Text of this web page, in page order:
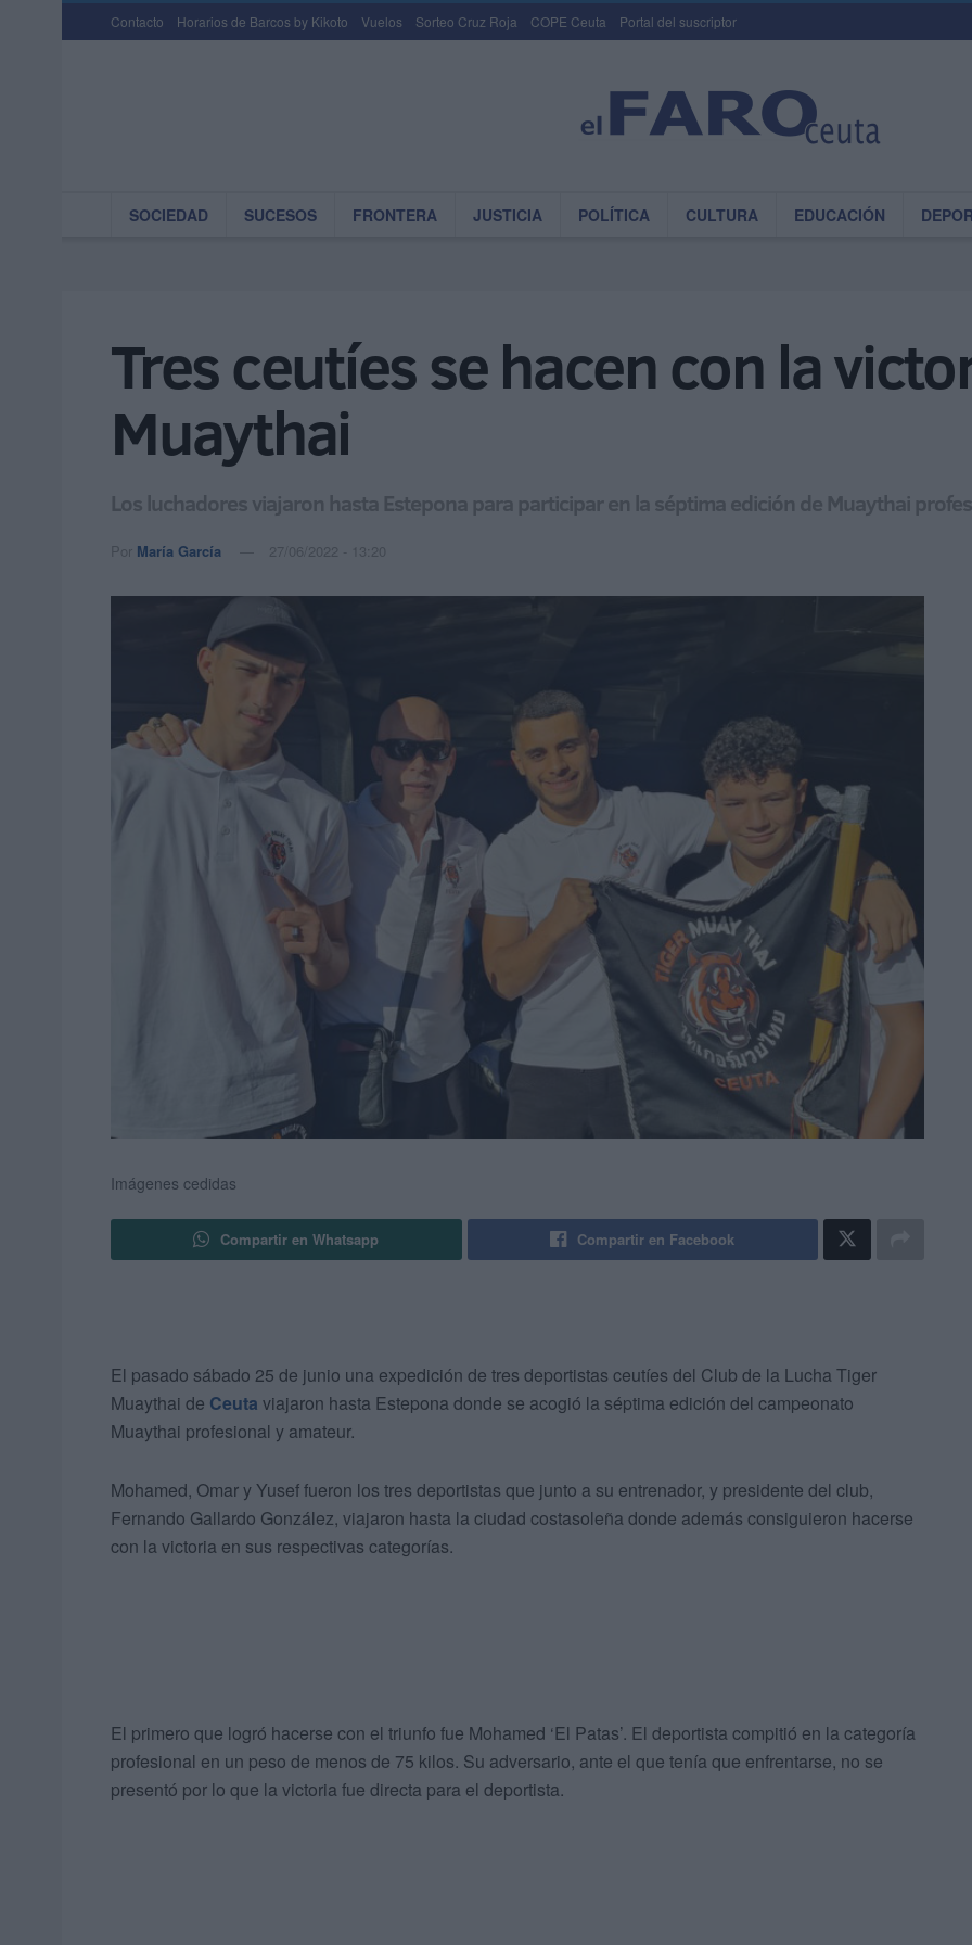
Contacto Horarios de Barcos by Kikoto Vuelos Sorteo Cruz Roja COPE Ceuta Portal del suscriptor
SOCIEDAD SUCESOS FRONTERA JUSTICIA POLÍTICA CULTURA EDUCACIÓN
Tres ceutíes se hacen con la
Muaythai
Los luchadores viajaron hasta Estepona para participar en la séptima edición de Muaythai
Por María García 27/06/2022 - 13:20
Imágenes cedidas
Compartir en Whatsapp Compartir en Facebook
El pasado sábado 25 de junio una expedición de tres deportistas ceutíes del Club de la Lucha Tiger
Muaythai de Ceuta viajaron hasta Estepona donde se acogió la séptima edición del campeonato
Muaythai profesional y amateur.
Mohamed, Omar y Yusef fueron los tres deportistas que junto a su entrenador, y presidente del club,
Fernando Gallardo González, viajaron hasta la ciudad costasoleña donde además consiguieron hacerse
con la victoria en sus respectivas categorías.
El primero que logró hacerse con el triunfo fue Mohamed ‘El Patas’. El deportista compitió en la categoría
profesional en un peso de menos de 75 kilos. Su adversario, ante el que tenía que enfrentarse, no se
presentó por lo que la victoria fue directa para el deportista.